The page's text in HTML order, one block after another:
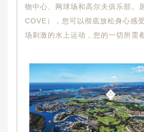
物中心、网球场和高尔夫俱乐部。
COVE），您可以彻底放松身心感
场刺激的水上运动，您的一切所需